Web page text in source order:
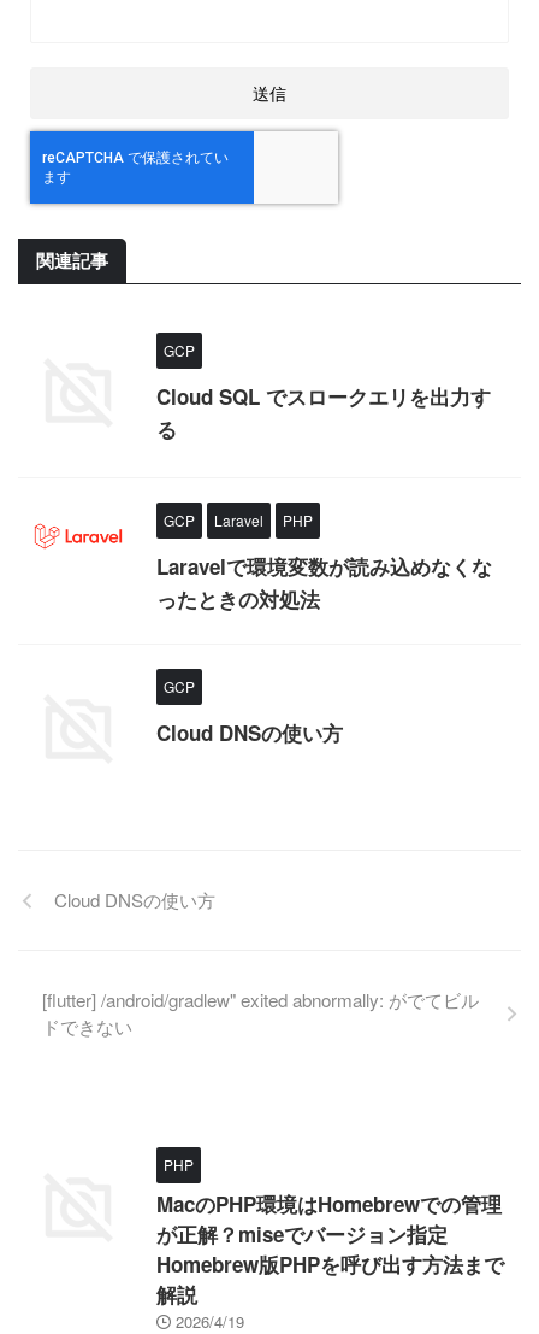
関連記事
GCP
Cloud SQL でスロークエリを出力す
る
GCP Laravel PHP
Laravelで環境変数が読み込めなくな
ったときの対処法
GCP
Cloud DNSの使い方
Cloud DNSの使い方
[flutter] /android/gradlew" exited abnormally: がでてビル
ドできない
PHP
MacのPHP環境はHomebrewでの管理
が正解？miseでバージョン指定
Homebrew版PHPを呼び出す方法まで
解説
2026/4/19